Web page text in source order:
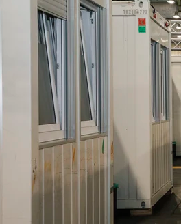
wahrheit
veranstaltungen
fragen & hilfe